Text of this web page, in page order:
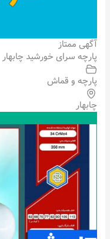
آگهی ممتاز
پارچه سرای خورشید چابهار
پارچه و قماش
چابهار